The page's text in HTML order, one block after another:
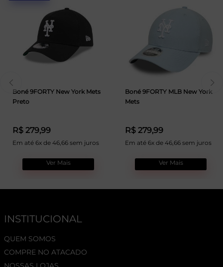
Boné 9FORTY New York Mets
Preto
R$ 279,99
Em até 6x de 46,66 sem juros
Ver Mais
Boné 9FORTY MLB New York
Mets
R$ 279,99
Em até 6x de 46,66 sem juros
Ver Mais
INSTITUCIONAL
QUEM SOMOS
COMPRE NO ATACADO